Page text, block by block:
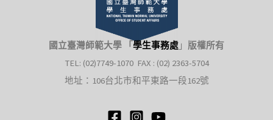
國立臺灣師範大學 「 學生事務處 」 版權所有
TEL: (02)7749-1070 FAX : (02) 2363-5704
地址：106台北市和平東路一段162號